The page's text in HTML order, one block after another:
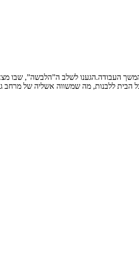
העבודה.הגענו לשלב ה”הלבשה”, שבו
הבית ללבנות, מה שמשווה אשליה של מרחב